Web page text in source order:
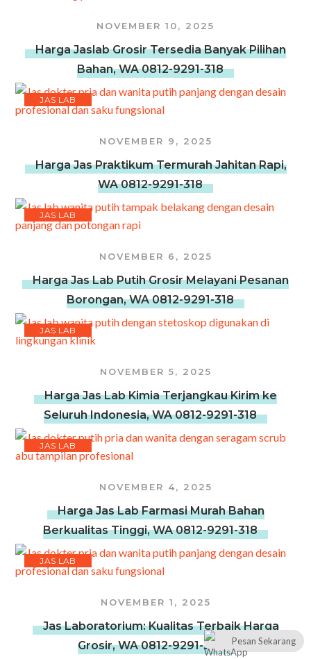
NOVEMBER 10, 2025
Harga Jaslab Grosir Tersedia Banyak Pilihan
Bahan, WA 0812-9291-318
JAS LAB
NOVEMBER 9, 2025
Harga Jas Praktikum Termurah Jahitan Rapi,
WA 0812-9291-318
JAS LAB
NOVEMBER 6, 2025
Harga Jas Lab Putih Grosir Melayani Pesanan
Borongan, WA 0812-9291-318
JAS LAB
NOVEMBER 5, 2025
Harga Jas Lab Kimia Terjangkau Kirim ke
Seluruh Indonesia, WA 0812-9291-318
JAS LAB
NOVEMBER 4, 2025
Harga Jas Lab Farmasi Murah Bahan
Berkualitas Tinggi, WA 0812-9291-318
JAS LAB
NOVEMBER 1, 2025
Jas Laboratorium: Kualitas Terbaik Harga
Grosir, WA 0812-9291-318
Pesan Sekarang